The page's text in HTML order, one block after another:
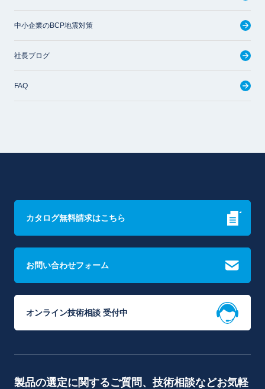
中小企業のBCP地震対策
社長ブログ
FAQ
カタログ無料請求はこちら
お問い合わせフォーム
オンライン技術相談 受付中
製品の選定に関するご質問、技術相談などお気軽